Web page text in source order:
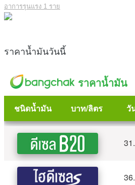
อาการรุนแรง 1 ราย
ราคาน้ำมันวันนี้